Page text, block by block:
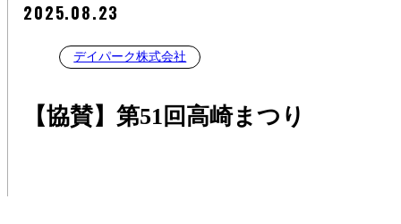
2025.08.23
デイパーク株式会社
【協賛】第51回高崎まつり